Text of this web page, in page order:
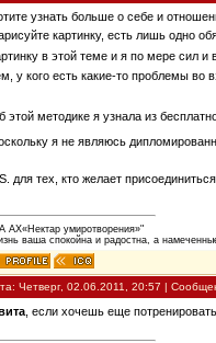
узнать больше о себе и
картинку, есть лишь одно
в этой теме и я по мере сил
у кого есть какие-то проблемы во
этой методике я узнала из
я не являюсь
для тех, кто желает
АХ«Нектар умиротворения»"
ваша спокойна и радостна, а
Четверг, 02.06.2011, 20:57 |
, если хочешь еще